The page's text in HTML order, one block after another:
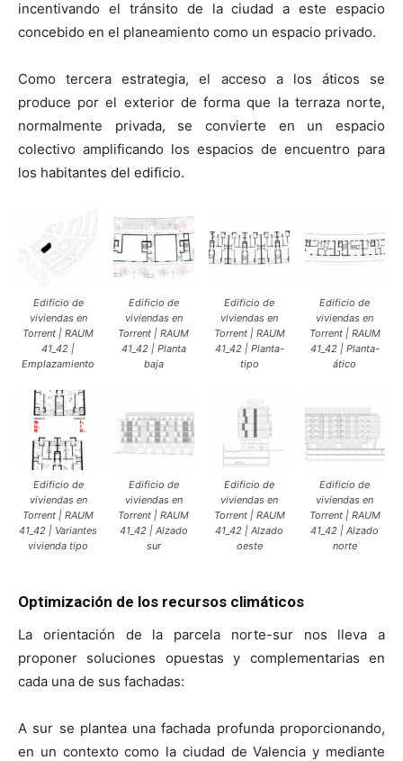
incentivando el tránsito de la ciudad a este espacio
concebido en el planeamiento como un espacio privado.
Como tercera estrategia, el acceso a los áticos se
produce por el exterior de forma que la terraza norte,
normalmente privada, se convierte en un espacio
colectivo amplificando los espacios de encuentro para
los habitantes del edificio.
Edificio de
viviendas en
Torrent | RAUM
41_42 |
Emplazamiento
Edificio de
viviendas en
Torrent | RAUM
41_42 | Planta
baja
Edificio de
viviendas en
Torrent | RAUM
41_42 | Planta-
tipo
Edificio de
viviendas en
Torrent | RAUM
41_42 | Planta-
ático
Edificio de
viviendas en
Torrent | RAUM
41_42 | Variantes
vivienda tipo
Edificio de
viviendas en
Torrent | RAUM
41_42 | Alzado
sur
Edificio de
viviendas en
Torrent | RAUM
41_42 | Alzado
oeste
Edificio de
viviendas en
Torrent | RAUM
41_42 | Alzado
norte
Optimización de los recursos climáticos
La orientación de la parcela norte-sur nos lleva a
proponer soluciones opuestas y complementarias en
cada una de sus fachadas:
A sur se plantea una fachada profunda proporcionando,
en un contexto como la ciudad de Valencia y mediante